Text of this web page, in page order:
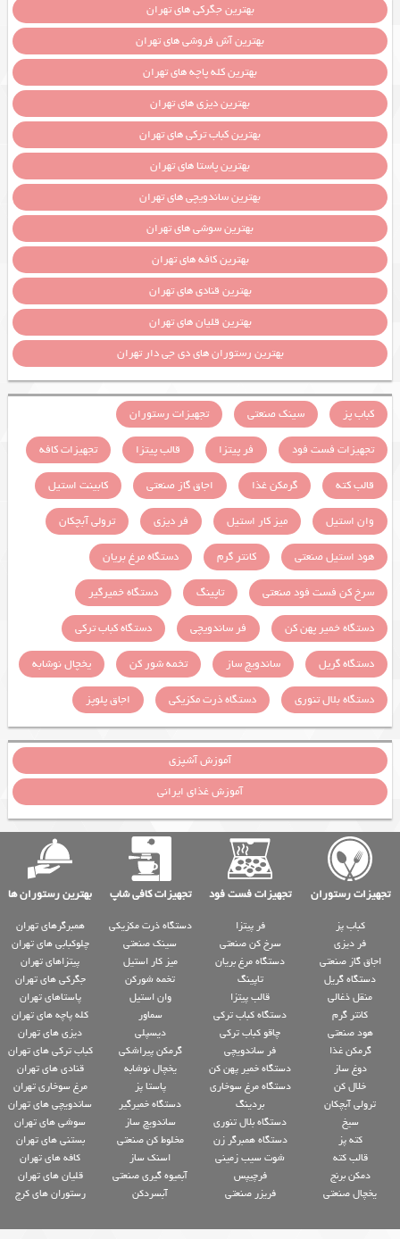
بهترین جگرکی های تهران
بهترین آش فروشی های تهران
بهترین کله پاچه های تهران
بهترین دیزی های تهران
بهترین کباب ترکی های تهران
بهترین پاستا های تهران
بهترین ساندویچی های تهران
بهترین سوشی های تهران
بهترین کافه های تهران
بهترین قنادی های تهران
بهترین قلیان های تهران
بهترین رستوران های دی جی دار تهران
کباب پز سینک صنعتی
تجهیزات رستوران
تجهیزات فست فود
فر پیتزا قالب پیتزا
تجهیزات کافه
قالب کته
گرمکن غذا اجاق گاز صنعتی
کابینت استیل
وان استیل
میز کار استیل فر دیزی
ترولی آبچکان
هود استیل صنعتی
کانتر گرم
دستگاه مرغ بریان
سرخ کن فست فود صنعتی
تاپینگ
دستگاه خمیرگیر
دستگاه خمیر پهن کن
فر ساندویچی
دستگاه کباب ترکی
دستگاه گریل
ساندویچ ساز تخمه شور کن
یخچال نوشابه
دستگاه بلال تنوری
دستگاه ذرت مکزیکی اجاق پلوپز
آموزش آشپزی
آموزش غذای ایرانی
تجهیزات رستوران تجهیزات فست فود تجهیزات کافی شاپ بهترین رستوران ها
کباب پز
فر دیزی
اجاق گاز صنعتی
دستگاه گریل
منقل ذغالی
کانتر گرم
هود صنعتی
گرمکن غذا
دوغ ساز
خلال کن
ترولی آبچکان
سیخ
کته پز
قالب کته
دمکن برنج
یخچال صنعتی
فر پیتزا
سرخ کن صنعتی
دستگاه مرغ بریان
تاپینگ
قالب پیتزا
دستگاه کباب ترکی
چاقو کباب ترکی
فر ساندویچی
دستگاه خمیر پهن کن
دستگاه مرغ سوخاری
بردینگ
دستگاه بلال تنوری
دستگاه همبرگر زن
شوت سیب زمینی
فرچیپس
فریزر صنعتی
دستگاه ذرت مکزیکی
سینک صنعتی
میز کار استیل
تخمه شورکن
وان استیل
سماور
دیسپلی
گرمکن پیراشکی
یخچال نوشابه
پاستا پز
دستگاه خمیرگیر
ساندویچ ساز
مخلوط کن صنعتی
اسنک ساز
آبمیوه گیری صنعتی
آبسردکن
همبرگرهای تهران
چلوکبابی های تهران
پیتزاهای تهران
جگرکی های تهران
پاستاهای تهران
کله پاچه های تهران
دیزی های تهران
کباب ترکی های تهران
قنادی های تهران
مرغ سوخاری تهران
ساندویچی های تهران
سوشی های تهران
بستنی های تهران
کافه های تهران
قلیان های تهران
رستوران های کرج